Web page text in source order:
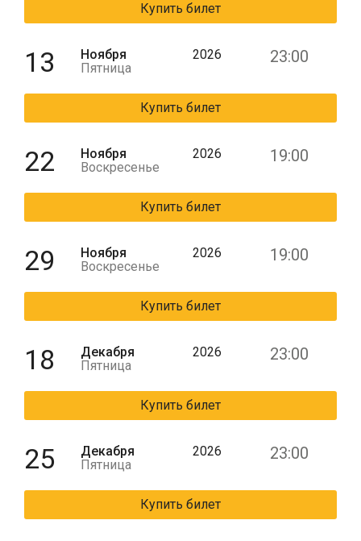
Купить билет
13
Ноября
Пятница
2026 23:00
Купить билет
22
Ноября
Воскресенье
2026 19:00
Купить билет
29
Ноября
Воскресенье
2026 19:00
Купить билет
18
Декабря
Пятница
2026 23:00
Купить билет
25
Декабря
Пятница
2026 23:00
Купить билет